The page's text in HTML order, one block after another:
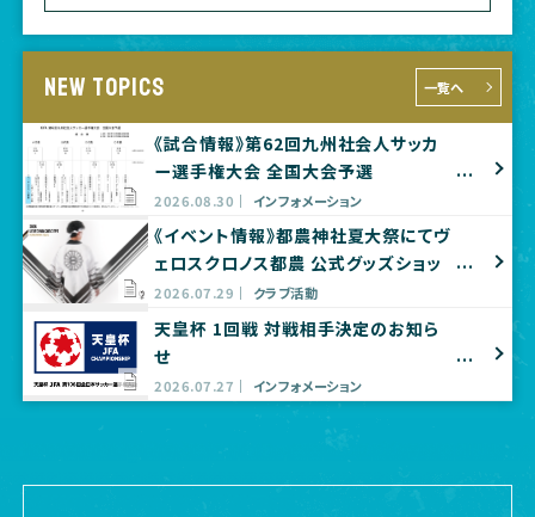
NEW TOPICS 一覧へ
《試合情報》第62回九州社会人サッカ
ー選手権大会 全国大会予選
2026.08.30 インフォメーション
《イベント情報》都農神社夏大祭にてヴ
ェロスクロノス都農 公式グッズショッ
プ出店のお知らせ
2026.07.29 クラブ活動
天皇杯 1回戦 対戦相手決定のお知ら
せ
2026.07.27 インフォメーション